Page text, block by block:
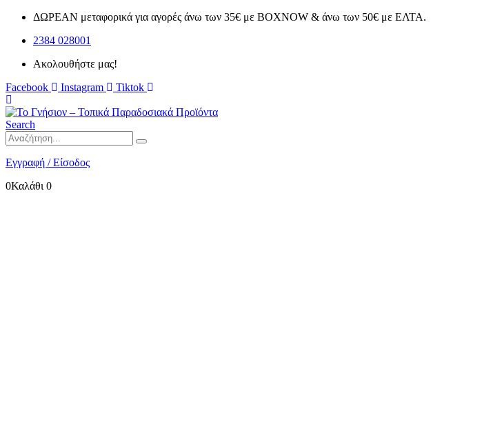
ΔΩΡΕΑΝ μεταφορικά για αγορές άνω των 35€ με BOXNOW & άνω των 50€ με ΕΛΤΑ.
2384 028001
Ακολουθήστε μας!
Facebook
Instagram Tiktok
Search
Εγγραφή / Είσοδος
0Καλάθι 0